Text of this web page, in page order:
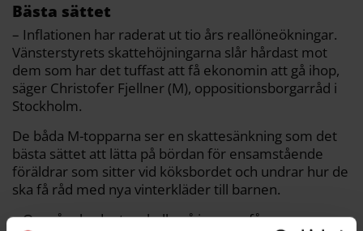
Bästa sättet
– Inflationen har raderat ut tio års reallöneökningar.
Vänsterstyrets skattehöjningarna slår hårdast mot
dem som har det tuffast att få ekonomin att gå ihop,
säger Christofer Fjellner (M), oppositionsborgarråd i
Stockholm.
De båda M-topparna ser en skattesänkning som det
bästa sättet att lätta på bördan för ensamstående
föräldrar som sitter vid köksbordet och undrar hur de
ska få råd med nya vinterkläder till barnen.
– Om våra budgetar skulle gå igenom får en